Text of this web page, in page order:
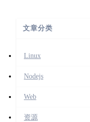
文章分类
Linux
Nodejs
Web
资源